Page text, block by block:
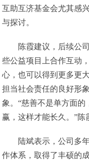
互助互济基金会尤其感
与探讨。
陈霞建议，后续公
些公益项目上合作互动
心，也可以得到更多更
担当社会责任的良好形
象。“慈善不是单方面
赢，这样才能长久。”陈
陆斌表示，公司多
作体系，取得了丰硕的